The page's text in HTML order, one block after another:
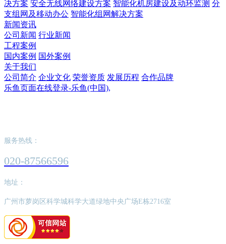
决方案 安全无线网络建设方案 智能化机房建设及动环监测 分
支组网及移动办公 智能化组网解决方案
新闻资讯
公司新闻 行业新闻
工程案例
国内案例 国外案例
关于我们
公司简介 企业文化 荣誉资质 发展历程 合作品牌
乐鱼页面在线登录-乐鱼(中国),
服务热线：
020-87566596
地址：
广州市萝岗区科学城科学大道绿地中央广场E栋2716室